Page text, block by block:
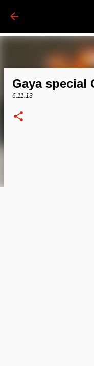
Gaya special
6.11.13